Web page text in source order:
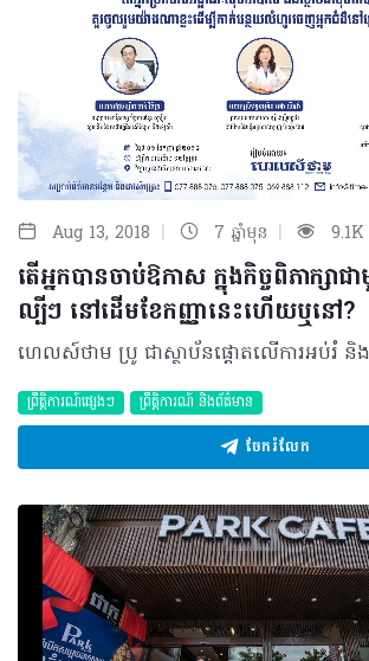
Aug 13, 2018 | 7 ឆ្នាំមុន |
តើអ្នកបានចាប់ឱកាស ក្នុងកិច្ចពិភាក្សាជ
ល្បីៗ នៅដើមខែកញ្ញានេះហើយឬនៅ?
ព្រឹត្តិការណ៍ផ្សេងៗ ព្រឹត្តិការណ៍ និងព័ត៌មាន
ចែករំលែក